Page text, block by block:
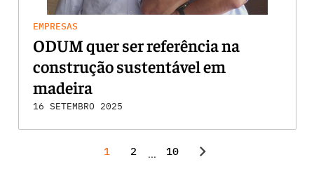
EMPRESAS
ODUM quer ser referência na
construção sustentável em
madeira
16 SETEMBRO 2025
1 2 ... 10 chevron_right